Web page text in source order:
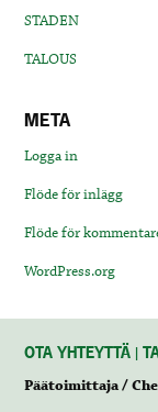
STADEN
TALOUS
META
Logga in
Flöde för inlägg
Flöde för
WordPress.org
OTA YHTEYTTÄ |
Päätoimittaja /